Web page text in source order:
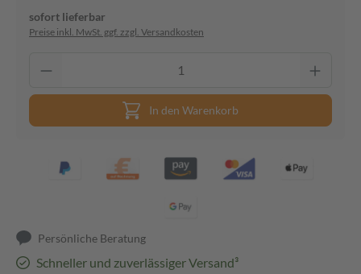
sofort lieferbar
Preise inkl. MwSt. ggf. zzgl. Versandkosten
In den Warenkorb
Persönliche Beratung
Schneller und zuverlässiger Versand³